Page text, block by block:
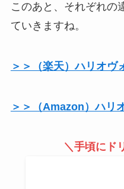
このあと、それぞれの
ていきますね。
＞＞（楽天）ハリオヴ
＞＞（Amazon）ハリ
＼手頃にド